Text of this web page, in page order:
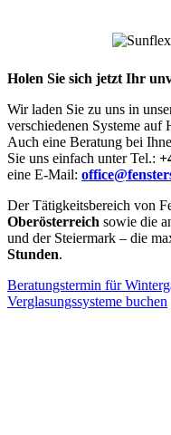
Holen Sie sich jetzt Ihr
Wir laden Sie zu uns in
verschiedenen Systeme auf
Auch eine Beratung bei
Sie uns einfach unter Tel.:
eine E-Mail:
Der Tätigkeitsbereich von
Oberösterreich sowie die
und der Steiermark – die
Stunden.
Beratungstermin für
Verglasungssysteme buchen